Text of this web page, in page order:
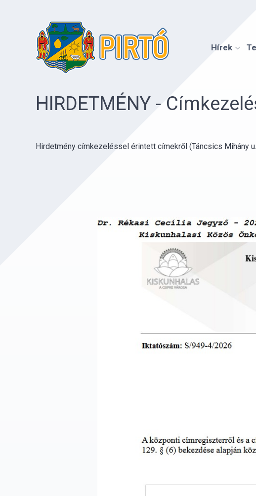
Hírek
HIRDETMÉNY -
Hirdetmény címkezeléssel érintett címekről (Táncsics Mihány